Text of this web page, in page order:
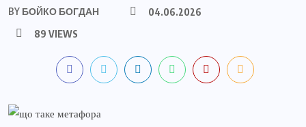
BY БОЙКО БОГДАН
04.06.2026
89 VIEWS